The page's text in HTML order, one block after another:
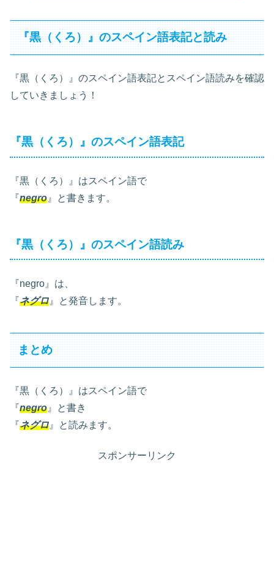
『黒（くろ）』のスペイン語表記と読み
『黒（くろ）』のスペイン語表記とスペイン語読みを確認
していきましょう！
『黒（くろ）』のスペイン語表記
『黒（くろ）』はスペイン語で
『negro 』と書きます。
『黒（くろ）』のスペイン語読み
『negro』は、
『ネグロ 』と発音します。
まとめ
『黒（くろ）』はスペイン語で
『negro 』と書き
『ネグロ 』と読みます。
スポンサーリンク